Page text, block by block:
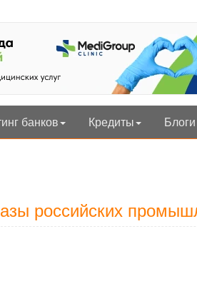
банков Кредиты Блоги
российских